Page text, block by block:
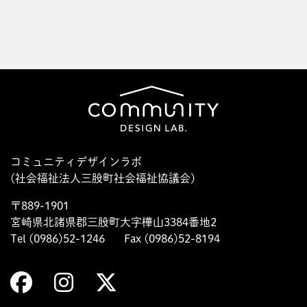
コミュニティデザインラボ
(社会福祉法人三股町社会福祉協議会)
〒889-1901
宮崎県北諸県郡三股町大字樺山3384番地2
Tel (0986)52-1246
Fax (0986)52-8194